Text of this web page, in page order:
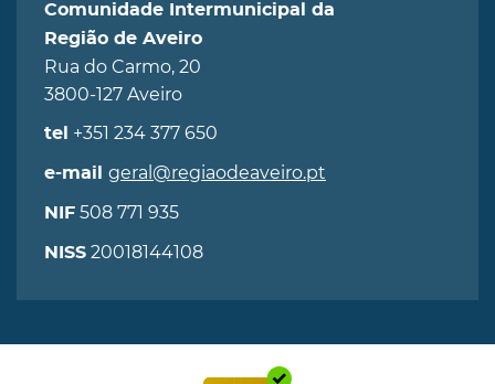
Comunidade Intermunicipal da
Região de Aveiro
Rua do Carmo, 20
3800-127 Aveiro
tel +351 234 377 650
e-mail geral@regiaodeaveiro.pt
NIF 508 771 935
NISS 20018144108